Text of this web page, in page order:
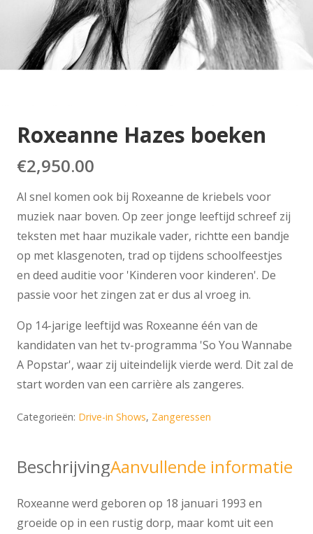
Roxeanne Hazes boeken
€2,950.00
Al snel komen ook bij Roxeanne de kriebels voor
muziek naar boven. Op zeer jonge leeftijd schreef zij
teksten met haar muzikale vader, richtte een bandje
op met klasgenoten, trad op tijdens schoolfeestjes
en deed auditie voor 'Kinderen voor kinderen'. De
passie voor het zingen zat er dus al vroeg in.
Op 14-jarige leeftijd was Roxeanne één van de
kandidaten van het tv-programma 'So You Wannabe
A Popstar', waar zij uiteindelijk vierde werd. Dit zal de
start worden van een carrière als zangeres.
Categorieën: Drive-in Shows, Zangeressen
BeschrijvingAanvullende informatie
Roxeanne werd geboren op 18 januari 1993 en
groeide op in een rustig dorp, maar komt uit een